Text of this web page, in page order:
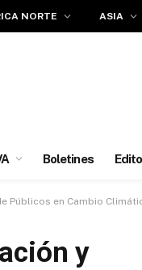
NORTE ASIA
Boletines
Públicos en Cambio
y